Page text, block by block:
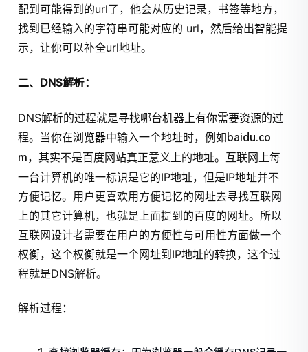
配到可能得到的url了，他会从历史记录，书签等地方，
找到已经输入的字符串可能对应的 url，然后给出智能提
示，让你可以补全url地址。
二、DNS解析：
DNS解析的过程就是寻找哪台机器上有你需要资源的过
程。当你在浏览器中输入一个地址时，例如baidu.co
m，其实不是百度网站真正意义上的地址。互联网上每
一台计算机的唯一标识是它的IP地址，但是IP地址并不
方便记忆。用户更喜欢用方便记忆的网址去寻找互联网
上的其它计算机，也就是上面提到的百度的网址。所以
互联网设计者需要在用户的方便性与可用性方面做一个
权衡，这个权衡就是一个网址到IP地址的转换，这个过
程就是DNS解析。
解析过程：